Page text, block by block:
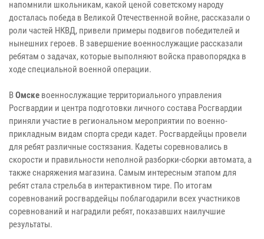
напомнили школьникам, какой ценой советскому народу
досталась победа в Великой Отечественной войне, рассказали о
роли частей НКВД, привели примеры подвигов победителей и
нынешних героев. В завершение военнослужащие рассказали
ребятам о задачах, которые выполняют войска правопорядка в
ходе специальной военной операции.
ВОмске военнослужащие территориального управления
Росгвардии и центра подготовки личного состава Росгвардии
приняли участие в региональном мероприятии по военно-
прикладным видам спорта среди кадет. Росгвардейцы провели
для ребят различные состязания. Кадеты соревновались в
скорости и правильности неполной разборки-сборки автомата, а
также снаряжения магазина. Самым интересным этапом для
ребят стала стрельба в интерактивном тире. По итогам
соревнований росгвардейцы поблагодарили всех участников
соревнований и наградили ребят, показавших наилучшие
результаты.